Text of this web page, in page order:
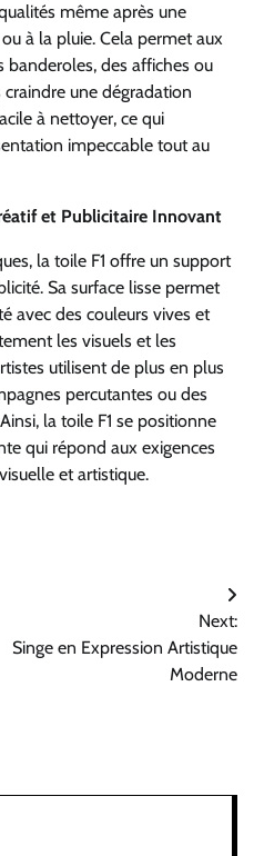
même après une
à la pluie. Cela permet aux
banderoles, des affiches ou
une dégradation
à nettoyer, ce qui
impeccable tout au
et Publicitaire Innovant
la toile F1 offre un support
Sa surface lisse permet
avec des couleurs vives et
les visuels et les
utilisent de plus en plus
percutantes ou des
la toile F1 se positionne
qui répond aux exigences
et artistique.
Next:
Singe en Expression Artistique
Moderne